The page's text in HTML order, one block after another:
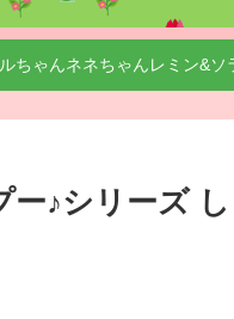
ちゃんネネちゃんレミン&
♪シリーズ